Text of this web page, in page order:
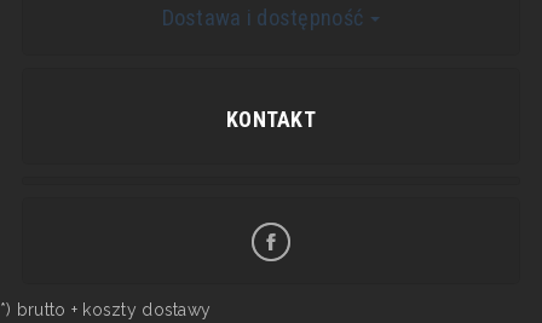
Dostawa i dostępność
KONTAKT
*) brutto + koszty dostawy